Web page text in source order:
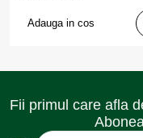
Adauga in cos
Fii primul care afla